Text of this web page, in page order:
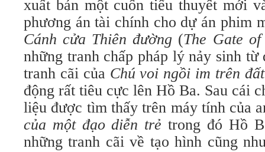
xuất bản một cuốn tiểu thuyết mới
phương án tài chính cho dự án phim
Cánh cửa Thiên đường (The Gate
những tranh chấp pháp lý nảy sinh từ
tranh cãi của Chú voi ngồi im trên đất
động rất tiêu cực lên Hồ Ba. Sau cái
liệu được tìm thấy trên máy tính của
của một đạo diễn trẻtrong đó Hồ
những tranh cãi về tạo hình cũng